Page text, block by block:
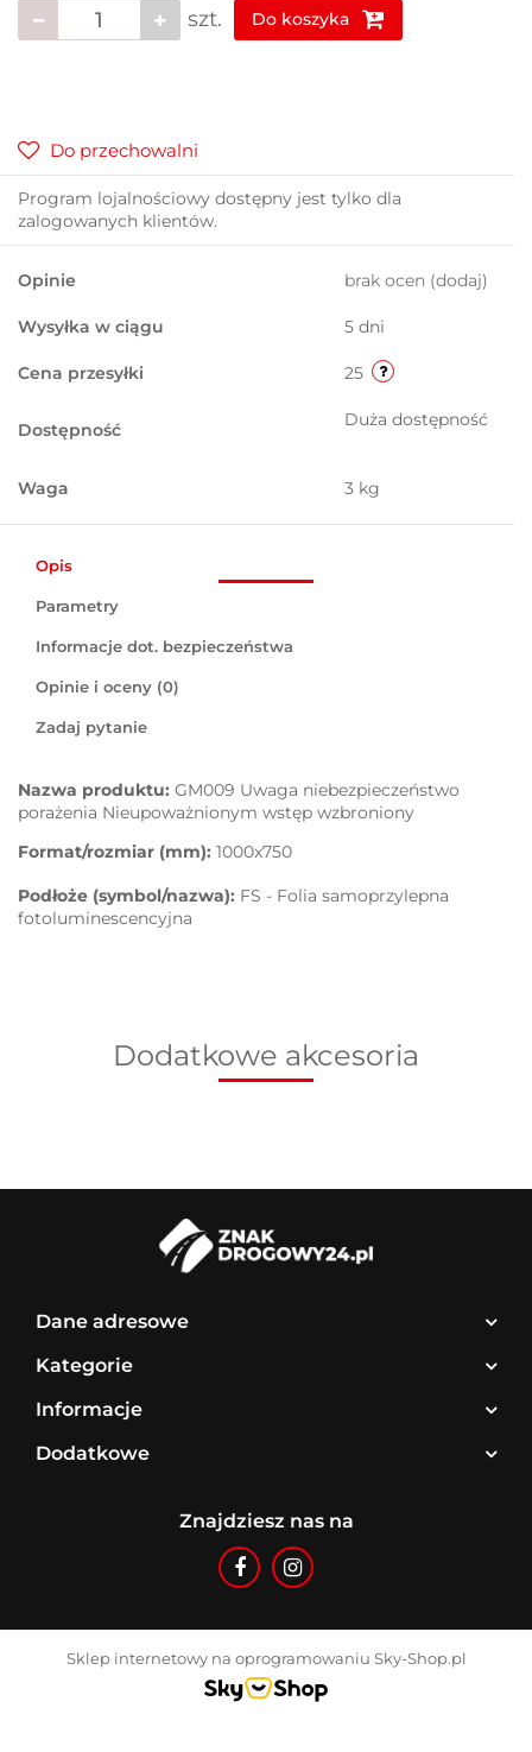
szt. Do koszyka
Do przechowalni
Program lojalnościowy dostępny jest tylko dla
zalogowanych klientów.
Opinie brak ocen (dodaj)
Wysyłka w ciągu 5 dni
Cena przesyłki 25
Dostępność Duża dostępność
Waga 3 kg
Opis
Parametry
Informacje dot. bezpieczeństwa
Opinie i oceny (0)
Zadaj pytanie
Nazwa produktu: GM009 Uwaga niebezpieczeństwo
porażenia Nieupoważnionym wstęp wzbroniony
Format/rozmiar (mm): 1000x750
Podłoże (symbol/nazwa): FS - Folia samoprzylepna
fotoluminescencyjna
Dodatkowe akcesoria
Dane adresowe
Kategorie
Informacje
Dodatkowe
Znajdziesz nas na
Sklep internetowy na oprogramowaniu Sky-Shop.pl